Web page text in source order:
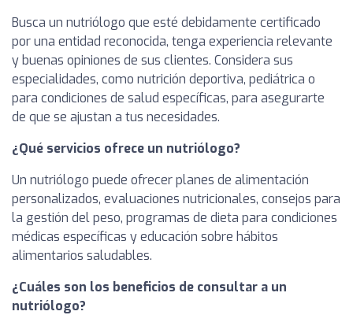
Busca un nutriólogo que esté debidamente certificado
por una entidad reconocida, tenga experiencia relevante
y buenas opiniones de sus clientes. Considera sus
especialidades, como nutrición deportiva, pediátrica o
para condiciones de salud específicas, para asegurarte
de que se ajustan a tus necesidades.
¿Qué servicios ofrece un nutriólogo?
Un nutriólogo puede ofrecer planes de alimentación
personalizados, evaluaciones nutricionales, consejos para
la gestión del peso, programas de dieta para condiciones
médicas específicas y educación sobre hábitos
alimentarios saludables.
¿Cuáles son los beneficios de consultar a un
nutriólogo?